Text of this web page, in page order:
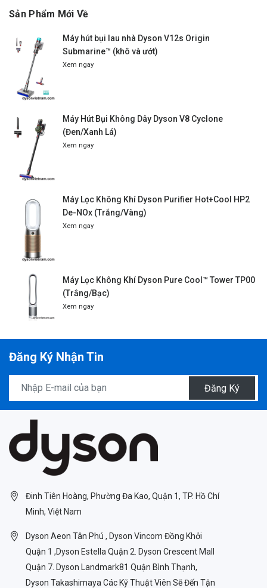
Sản Phẩm Mới Về
Máy hút bụi lau nhà Dyson V12s Origin
Submarine™ (khô và ướt)
Xem ngay
Máy Hút Bụi Không Dây Dyson V8 Cyclone
(Đen/Xanh Lá)
Xem ngay
Máy Lọc Không Khí Dyson Purifier Hot+Cool HP2
De-NOx (Trắng/Vàng)
Xem ngay
Máy Lọc Không Khí Dyson Pure Cool™ Tower TP00
(Trắng/Bạc)
Xem ngay
Đăng Ký Nhận Tin
Đăng Ký
Đinh Tiên Hoàng, Phường Đa Kao, Quận 1, TP. Hồ Chí
Minh, Việt Nam
Dyson Aeon Tân Phú , Dyson Vincom Đồng Khởi
Quận 1 ,Dyson Estella Quận 2. Dyson Crescent Mall
Quận 7. Dyson Landmark81 Quận Bình Thạnh,
Dyson Takashimaya Các Kỹ Thuật Viên Sẽ Đến Tận